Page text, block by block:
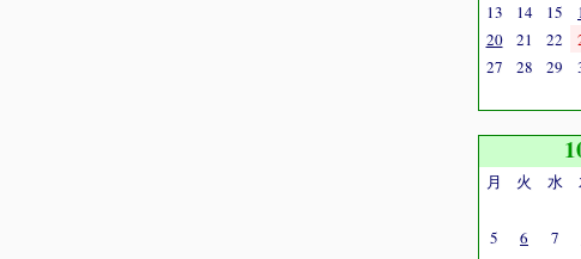
13
14 15
20
21 22
27
28 29
月 火 水
5
6 7